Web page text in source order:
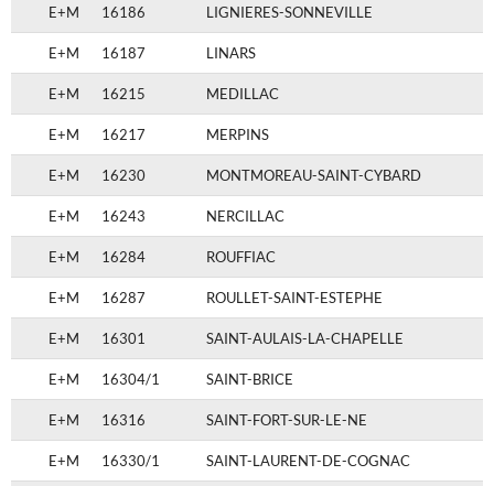
E+M 16186 LIGNIERES-SONNEVILLE
E+M 16187 LINARS
E+M 16215 MEDILLAC
E+M 16217 MERPINS
E+M 16230 MONTMOREAU-SAINT-CYBARD
E+M 16243 NERCILLAC
E+M 16284 ROUFFIAC
E+M 16287 ROULLET-SAINT-ESTEPHE
E+M 16301 SAINT-AULAIS-LA-CHAPELLE
E+M 16304/1 SAINT-BRICE
E+M 16316 SAINT-FORT-SUR-LE-NE
E+M 16330/1 SAINT-LAURENT-DE-COGNAC